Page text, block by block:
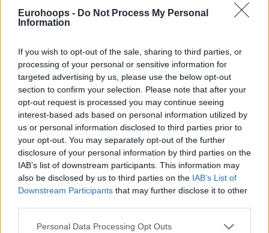
Eurohoops - Do Not Process My Personal
Information
If you wish to opt-out of the sale, sharing to third parties, or
processing of your personal or sensitive information for
targeted advertising by us, please use the below opt-out
section to confirm your selection. Please note that after your
opt-out request is processed you may continue seeing
interest-based ads based on personal information utilized by
us or personal information disclosed to third parties prior to
your opt-out. You may separately opt-out of the further
disclosure of your personal information by third parties on the
IAB’s list of downstream participants. This information may
also be disclosed by us to third parties on the IAB’s List of
Downstream Participants that may further disclose it to other
Please note that this website/app uses one or more Google
Personal Data Processing Opt Outs
σύστημα διεξαγωγής του Draft.
Πέισερς , στο πλαίσιο της ανταλλαγής του Ίβιτσα Ζούμπατς
τον Φεβρουάριο!
Μιλγουόκι Μπακς, μετά τον αποκλεισμό από τα playoffs
είχαν περισσότερες πιθανότητες από προηγούμενες σεζόν
και πήραν το Νο10.
Οι πρώτες 14 επιλογές
Η πρώτη 14αδα του Draft είναι η εξής : 1. Ουάσινγκτον
Ουίζαρντς, 2. Γιούτα Τζαζ , 3. Μέμφις Γκρίζλις, 4. Σικάγο